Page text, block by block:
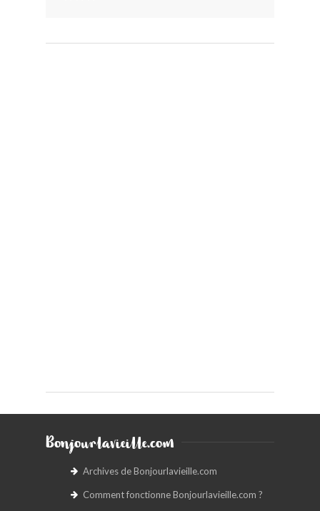
Bonjourlavieille.com
Archives de Bonjourlavieille.com
Comment fonctionne Bonjourlavieille.com ?